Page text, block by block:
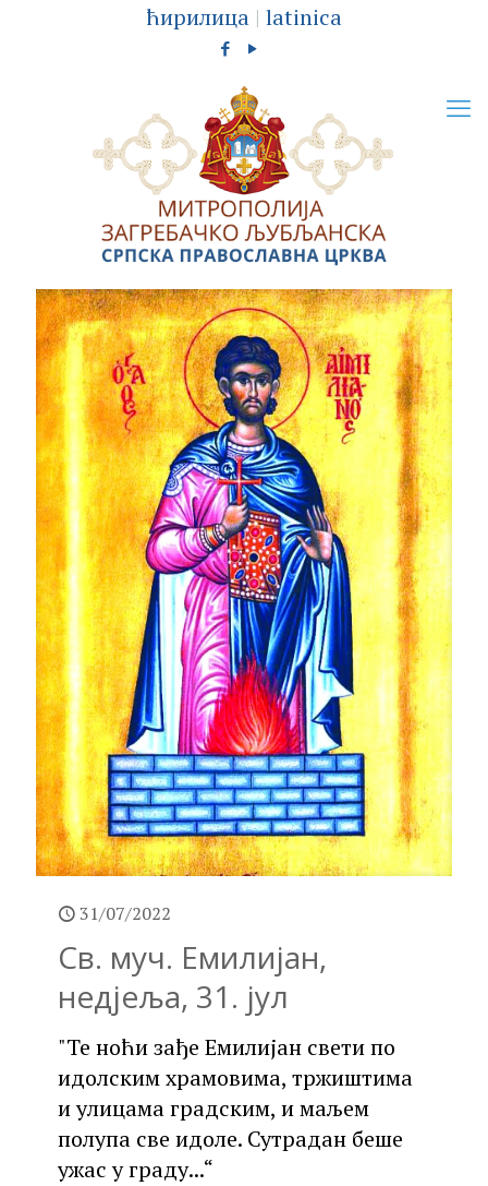
ћирилица | latinica
31/07/2022
Св. муч. Емилијан,
недјеља, 31. јул
"Те ноћи зађе Емилијан свети по
идолским храмовима, тржиштима
и улицама градским, и маљем
полупа све идоле. Сутрадан беше
ужас у граду...“